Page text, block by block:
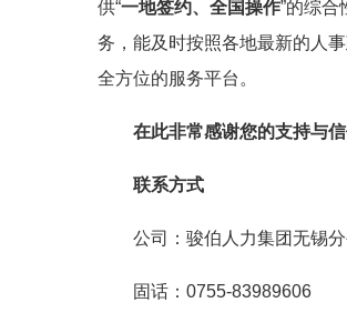
供“一地签约、全国操作”的综合
务，能及时按照各地最新的人
全方位的服务平台。
在此非常感谢您的支持与
联系方式
公司：骏伯人力集团无锡分
固话：0755-83989606